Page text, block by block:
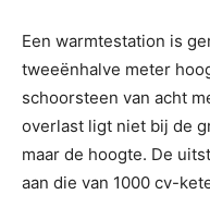
Een warmtestation is
tweeënhalve meter
schoorsteen van acht
overlast ligt niet bij de
maar de hoogte. De
aan die van 1000 cv-